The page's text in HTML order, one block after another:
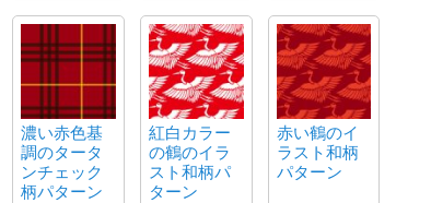
濃い赤色基
調のタータ
ンチェック
柄パターン
紅白カラー
の鶴のイラ
スト和柄パ
ターン
赤い鶴のイ
ラスト和柄
パターン